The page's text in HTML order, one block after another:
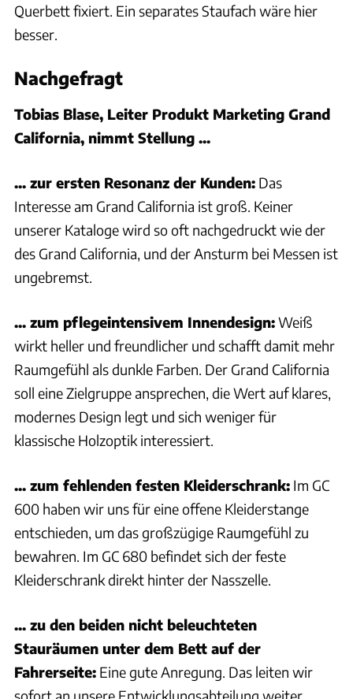
Querbett fixiert. Ein separates Staufach wäre hier
besser.
Nachgefragt
Tobias Blase, Leiter Produkt Marketing Grand
California, nimmt Stellung ...
... zur ersten Resonanz der Kunden: Das
Interesse am Grand California ist groß. Keiner
unserer Kataloge wird so oft nachgedruckt wie der
des Grand California, und der Ansturm bei Messen ist
ungebremst.
... zum pflegeintensivem Innendesign:Weiß
wirkt heller und freundlicher und schafft damit mehr
Raumgefühl als dunkle Farben. Der Grand California
soll eine Zielgruppe ansprechen, die Wert auf klares,
modernes Design legt und sich weniger für
klassische Holzoptik interessiert.
... zum fehlenden festen Kleiderschrank: Im GC
600 haben wir uns für eine offene Kleiderstange
entschieden, um das großzügige Raumgefühl zu
bewahren. Im GC 680 befindet sich der feste
Kleiderschrank direkt hinter der Nasszelle.
... zu den beiden nicht beleuchteten
Stauräumen unter dem Bett auf der
Fahrerseite: Eine gute Anregung. Das leiten wir
sofort an unsere Entwicklungsabteilung weiter.